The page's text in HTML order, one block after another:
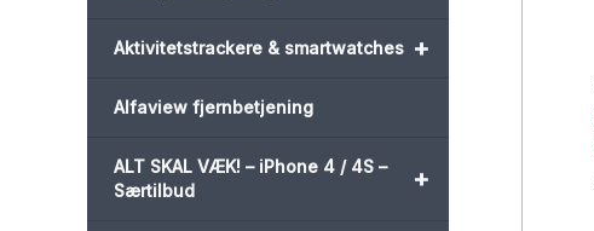
+
Aktivitetstrackere & smartwatches
Alfaview fjernbetjening
+
ALT SKAL VÆK! – iPhone 4 / 4S –
Særtilbud